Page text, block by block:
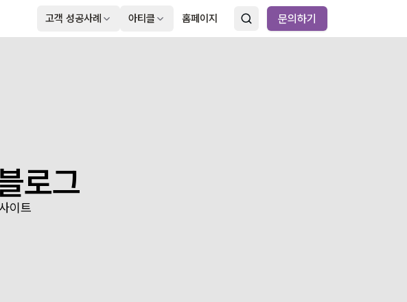
고객 성공사례 아티클 홈페이지 문의하기
로그
이트